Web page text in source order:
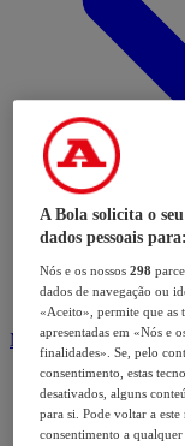
Modalidades
A Bola solicita o
dados pessoais para:
Nós e os nossos298
dados de navegação ou
«Aceito», permite que as
apresentadas em «Nós e
finalidades». Se, pelo
consentimento, estas
desativados, alguns
para si. Pode voltar a
consentimento a